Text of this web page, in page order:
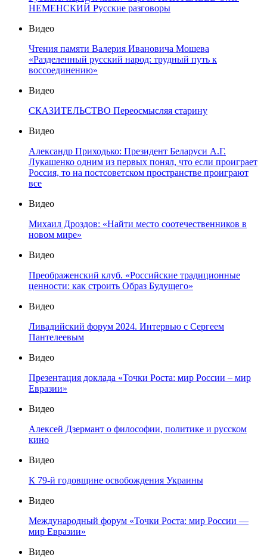
НЕМЕНСКИЙ Русские разговоры
Видео
Чтения памяти Валерия Ивановича Мошева
«Разделенный русский народ: трудный путь к
воссоединению»
Видео
СКАЗИТЕЛЬСТВО Переосмысляя старину
Видео
Александр Приходько: Президент Беларуси А.Г.
Лукашенко одним из первых понял, что если проиграет
Россия, то на постсоветском пространстве проиграют
все
Видео
Михаил Дроздов: «Найти место соотечественников в
новом мире»
Видео
Преображенский клуб. «Российские традиционные
ценности: как строить Образ Будущего»
Видео
Ливадийский форум 2024. Интервью с Сергеем
Пантелеевым
Видео
Презентация доклада «Точки Роста: мир России – мир
Евразии»
Видео
Алексей Дзермант о философии, политике и русском
кино
Видео
К 79-й годовщине освобождения Украины
Видео
Международный форум «Точки Роста: мир России —
мир Евразии»
Видео